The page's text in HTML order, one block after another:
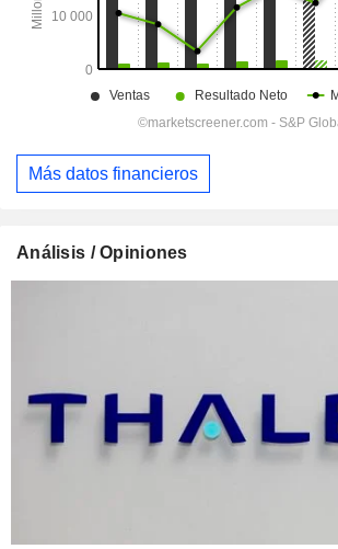
Más datos financieros
Análisis / Opiniones